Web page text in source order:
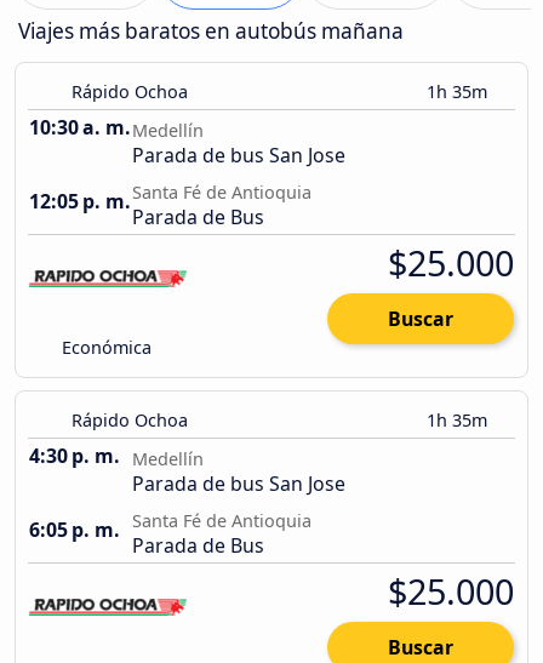
Viajes más baratos en autobús mañana
Rápido Ochoa 1h 35m
10:30 a. m.Medellín
Parada de bus San Jose
12:05 p. m.Santa Fé de Antioquia
Parada de Bus
Económica
$25.000
Buscar
Rápido Ochoa 1h 35m
4:30 p. m. Medellín
Parada de bus San Jose
6:05 p. m. Santa Fé de Antioquia
Parada de Bus
$25.000
Buscar